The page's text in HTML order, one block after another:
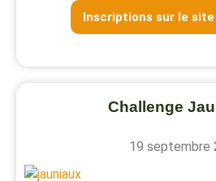
Inscriptions sur le site
Challenge
19 septembre